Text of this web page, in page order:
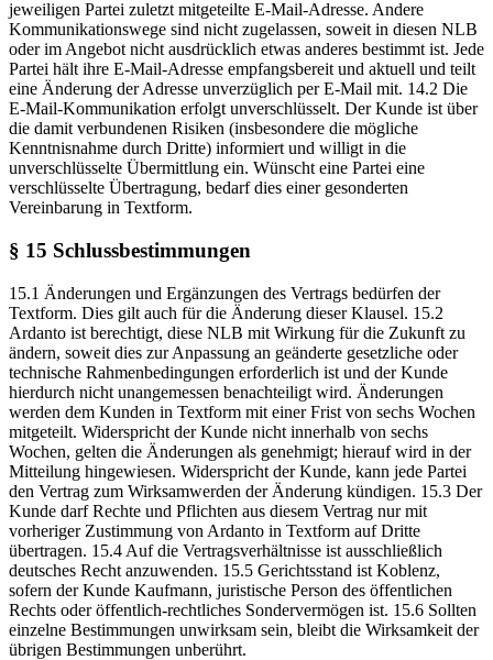
jeweiligen Partei zuletzt mitgeteilte E-Mail-Adresse. Andere
Kommunikationswege sind nicht zugelassen, soweit in diesen NLB
oder im Angebot nicht ausdrücklich etwas anderes bestimmt ist. Jede
Partei hält ihre E-Mail-Adresse empfangsbereit und aktuell und teilt
eine Änderung der Adresse unverzüglich per E-Mail mit. 14.2 Die
E-Mail-Kommunikation erfolgt unverschlüsselt. Der Kunde ist über
die damit verbundenen Risiken (insbesondere die mögliche
Kenntnisnahme durch Dritte) informiert und willigt in die
unverschlüsselte Übermittlung ein. Wünscht eine Partei eine
verschlüsselte Übertragung, bedarf dies einer gesonderten
Vereinbarung in Textform.
§ 15 Schlussbestimmungen
15.1 Änderungen und Ergänzungen des Vertrags bedürfen der
Textform. Dies gilt auch für die Änderung dieser Klausel. 15.2
Ardanto ist berechtigt, diese NLB mit Wirkung für die Zukunft zu
ändern, soweit dies zur Anpassung an geänderte gesetzliche oder
technische Rahmenbedingungen erforderlich ist und der Kunde
hierdurch nicht unangemessen benachteiligt wird. Änderungen
werden dem Kunden in Textform mit einer Frist von sechs Wochen
mitgeteilt. Widerspricht der Kunde nicht innerhalb von sechs
Wochen, gelten die Änderungen als genehmigt; hierauf wird in der
Mitteilung hingewiesen. Widerspricht der Kunde, kann jede Partei
den Vertrag zum Wirksamwerden der Änderung kündigen. 15.3 Der
Kunde darf Rechte und Pflichten aus diesem Vertrag nur mit
vorheriger Zustimmung von Ardanto in Textform auf Dritte
übertragen. 15.4 Auf die Vertragsverhältnisse ist ausschließlich
deutsches Recht anzuwenden. 15.5 Gerichtsstand ist Koblenz,
sofern der Kunde Kaufmann, juristische Person des öffentlichen
Rechts oder öffentlich-rechtliches Sondervermögen ist. 15.6 Sollten
einzelne Bestimmungen unwirksam sein, bleibt die Wirksamkeit der
übrigen Bestimmungen unberührt.